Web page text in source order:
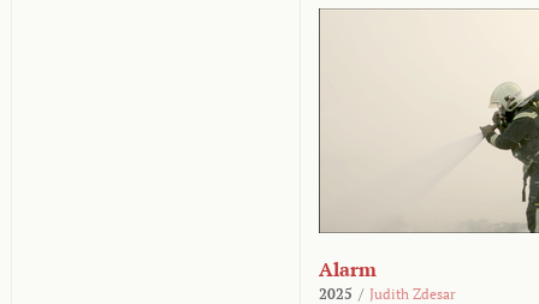
Alarm
2025 / Judith Zdesar